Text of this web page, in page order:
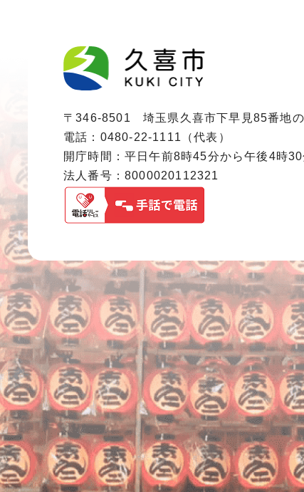
〒346-8501 埼玉県久喜市下早見85番地
電話：0480-22-1111（代表）
開庁時間：平日午前8時45分から午後4時
法人番号：8000020112321